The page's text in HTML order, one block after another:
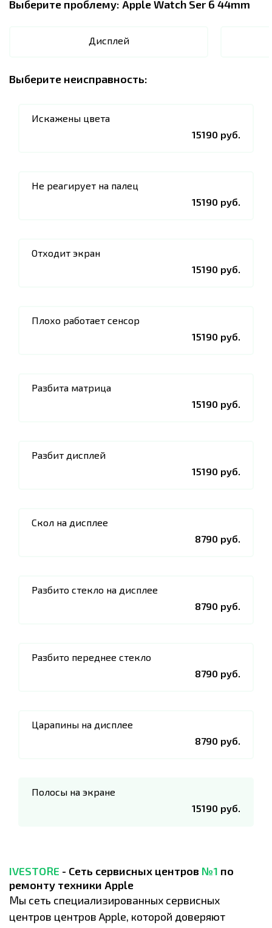
Выберите проблему: Apple Watch Ser 6 44mm
Дисплей
Выберите неисправность:
Искажены цвета
15190 руб.
Не реагирует на палец
15190 руб.
Отходит экран
15190 руб.
Плохо работает сенсор
15190 руб.
Разбита матрица
15190 руб.
Разбит дисплей
15190 руб.
Скол на дисплее
8790 руб.
Разбито стекло на дисплее
8790 руб.
Разбито переднее стекло
8790 руб.
Царапины на дисплее
8790 руб.
Полосы на экране
15190 руб.
IVESTORE - Сеть сервисных центров №1 по
ремонту техники Apple
Мы сеть специализированных сервисных
центров центров Apple, которой доверяют